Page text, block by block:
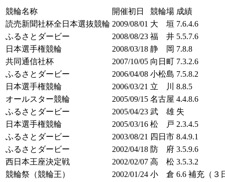
競輪名称 開催初日 競輪場 成績
読売新聞社杯全日本選抜競輪 2009/08/01 大 垣 7.6.4.6
ふるさとダービー
2008/08/23 福 井 5.5.7.6
日本選手権競輪
2008/03/18 静 岡 7.8.8
共同通信社杯
2007/10/05 向日町 7.3.2.6
ふるさとダービー
2006/04/08 小松島 7.5.8.2
日本選手権競輪
2006/03/21 立 川
8.8.5
オールスター競輪
2005/09/15 名古屋 4.4.8.6
ふるさとダービー
2005/04/23 武 雄 失
日本選手権競輪
2005/03/16 松 戸 2.3.4.5
ふるさとダービー
2003/08/21 四日市 8.4.9.1
ふるさとダービー
2002/04/18 防 府 3.5.9.6
西日本王座決定戦
2002/02/07 高 松 3.5.3.2
競輪祭（競輪王）
2002/01/24 小 倉 6.6 補充（３